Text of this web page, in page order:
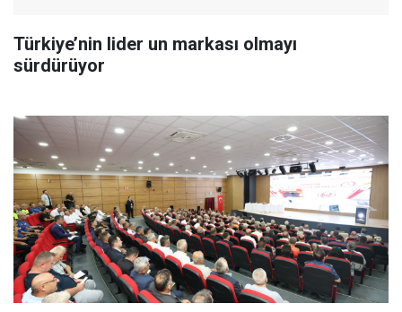
Türkiye’nin lider un markası olmayı
sürdürüyor